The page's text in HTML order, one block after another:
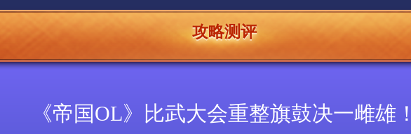
攻略测评
《帝国OL》比武大会重整旗鼓决一雌雄！